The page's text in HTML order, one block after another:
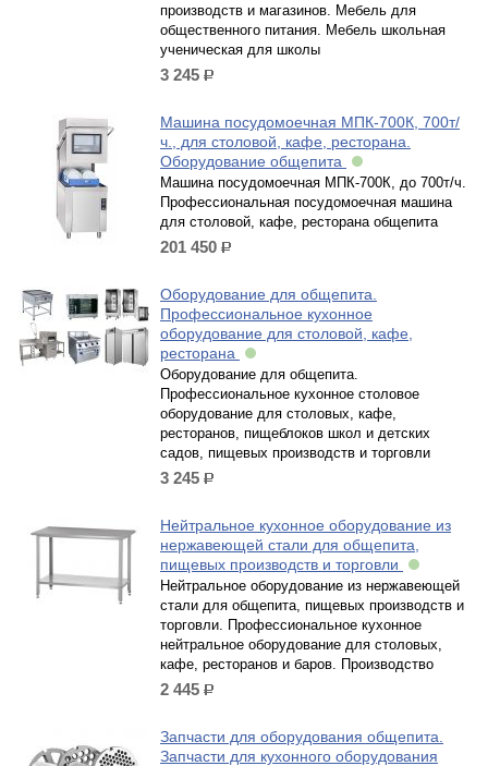
производств и магазинов. Мебель для
общественного питания. Мебель школьная
ученическая для школы
3 245 р.
Машина посудомоечная МПК-700К, 700т/
ч., для столовой, кафе, ресторана.
Оборудование общепита
Машина посудомоечная МПК-700К, до 700т/ч.
Профессиональная посудомоечная машина
для столовой, кафе, ресторана общепита
201 450 р.
Оборудование для общепита.
Профессиональное кухонное
оборудование для столовой, кафе,
ресторана
Оборудование для общепита.
Профессиональное кухонное столовое
оборудование для столовых, кафе,
ресторанов, пищеблоков школ и детских
садов, пищевых производств и торговли
3 245 р.
Нейтральное кухонное оборудование из
нержавеющей стали для общепита,
пищевых производств и торговли
Нейтральное оборудование из нержавеющей
стали для общепита, пищевых производств и
торговли. Профессиональное кухонное
нейтральное оборудование для столовых,
кафе, ресторанов и баров. Производство
2 445 р.
Запчасти для оборудования общепита.
Запчасти для кухонного оборудования